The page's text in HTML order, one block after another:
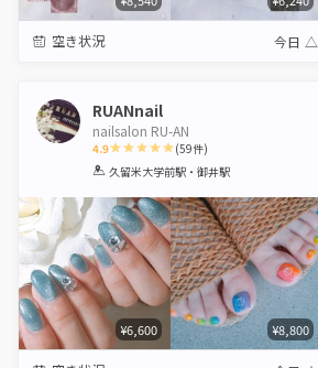
空き状況 今日 △
RUANnail
nailsalon RU-AN
4.9
1 2 3 4 5
(59件)
久留米大学前駅・御井駅
¥6,600 ¥8,800